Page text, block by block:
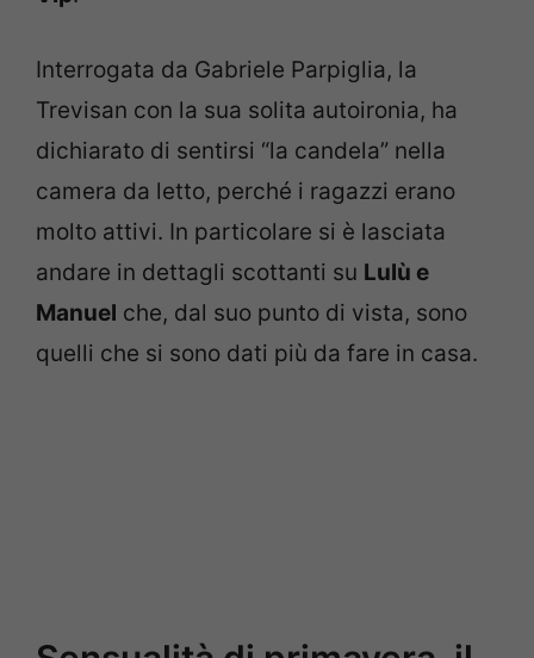
Interrogata da Gabriele Parpiglia, la
Trevisan con la sua solita autoironia, ha
dichiarato di sentirsi “la candela” nella
camera da letto, perché i ragazzi erano
molto attivi. In particolare si è lasciata
andare in dettagli scottanti su Lulù e
Manuel che, dal suo punto di vista, sono
quelli che si sono dati più da fare in casa.